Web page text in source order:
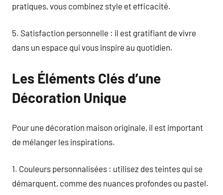
pratiques, vous combinez style et efficacité.
5. Satisfaction personnelle : il est gratifiant de vivre
dans un espace qui vous inspire au quotidien.
Les Éléments Clés d’une
Décoration Unique
Pour une décoration maison originale, il est important
de mélanger les inspirations.
1. Couleurs personnalisées : utilisez des teintes qui se
démarquent, comme des nuances profondes ou pastel.